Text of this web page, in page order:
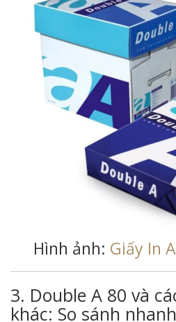
Hình ảnh: Giấy In
3. Double A 80 và
khác: So sánh nhanh